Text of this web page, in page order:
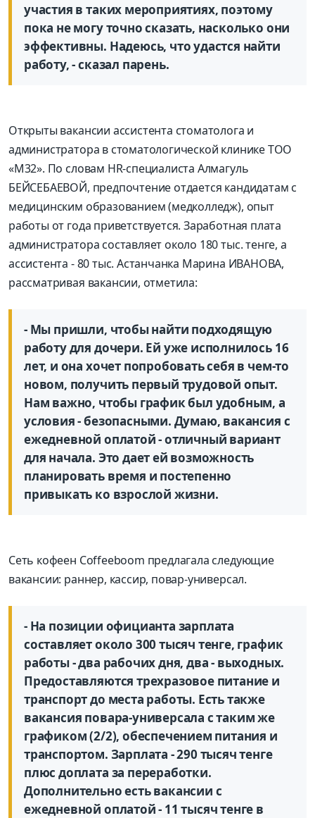
участия в таких мероприятиях, поэтому
пока не могу точно сказать, насколько они
эффективны. Надеюсь, что удастся найти
работу, - сказал парень.
Открыты вакансии ассистента стоматолога и
администратора в стоматологической клинике ТОО
«М32». По словам HR-специалиста Алмагуль
БЕЙСЕБАЕВОЙ, предпочтение отдается кандидатам с
медицинским образованием (медколледж), опыт
работы от года приветствуется. Заработная плата
администратора составляет около 180 тыс. тенге, а
ассистента - 80 тыс. Астанчанка Марина ИВАНОВА,
рассматривая вакансии, отметила:
- Мы пришли, чтобы найти подходящую
работу для дочери. Ей уже исполнилось 16
лет, и она хочет попробовать себя в чем-то
новом, получить первый трудовой опыт.
Нам важно, чтобы график был удобным, а
условия - безопасными. Думаю, вакансия с
ежедневной оплатой - отличный вариант
для начала. Это дает ей возможность
планировать время и постепенно
привыкать ко взрослой жизни.
Сеть кофеен Coffeeboom предлагала следующие
вакансии: раннер, кассир, повар-универсал.
- На позиции официанта зарплата
составляет около 300 тысяч тенге, график
работы - два рабочих дня, два - выходных.
Предоставляются трехразовое питание и
транспорт до места работы. Есть также
вакансия повара-универсала с таким же
графиком (2/2), обеспечением питания и
транспортом. Зарплата - 290 тысяч тенге
плюс доплата за переработки.
Дополнительно есть вакансии с
ежедневной оплатой - 11 тысяч тенге в